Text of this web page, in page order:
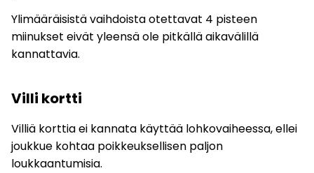
Ylimääräisistä vaihdoista otettavat 4 pisteen
miinukset eivät yleensä ole pitkällä aikavälillä
kannattavia.
Villi kortti
Villiä korttia ei kannata käyttää lohkovaiheessa, ellei
joukkue kohtaa poikkeuksellisen paljon
loukkaantumisia.